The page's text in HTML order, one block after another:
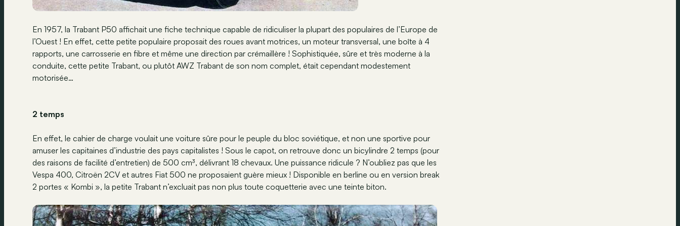
En 1957, la Trabant P50 affichait une fiche technique capable de ridiculiser la plupart des populaires de l’Europe de
l’Ouest ! En effet, cette petite populaire proposait des roues avant motrices, un moteur transversal, une boîte à 4
rapports, une carrosserie en fibre et même une direction par crémaillère ! Sophistiquée, sûre et très moderne à la
conduite, cette petite Trabant, ou plutôt AWZ Trabant de son nom complet, était cependant modestement
motorisée…
2 temps
En effet, le cahier de charge voulait une voiture sûre pour le peuple du bloc soviétique, et non une sportive pour
amuser les capitaines d’industrie des pays capitalistes ! Sous le capot, on retrouve donc un bicylindre 2 temps (pour
des raisons de facilité d’entretien) de 500 cm³, délivrant 18 chevaux. Une puissance ridicule ? N’oubliez pas que les
Vespa 400, Citroën 2CV et autres Fiat 500 ne proposaient guère mieux ! Disponible en berline ou en version break
2 portes « Kombi », la petite Trabant n’excluait pas non plus toute coquetterie avec une teinte biton.